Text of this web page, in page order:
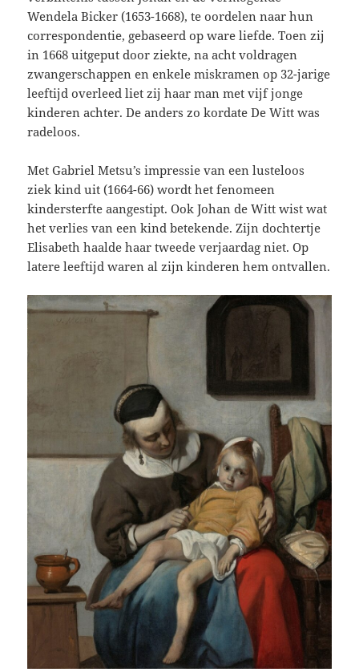
Wendela Bicker (1653-1668), te oordelen naar hun
correspondentie, gebaseerd op ware liefde. Toen zij
in 1668 uitgeput door ziekte, na acht voldragen
zwangerschappen en enkele miskramen op 32-jarige
leeftijd overleed liet zij haar man met vijf jonge
kinderen achter. De anders zo kordate De Witt was
radeloos.
Met Gabriel Metsu’s impressie van een lusteloos
ziek kind uit (1664-66) wordt het fenomeen
kindersterfte aangestipt. Ook Johan de Witt wist wat
het verlies van een kind betekende. Zijn dochtertje
Elisabeth haalde haar tweede verjaardag niet. Op
latere leeftijd waren al zijn kinderen hem ontvallen.